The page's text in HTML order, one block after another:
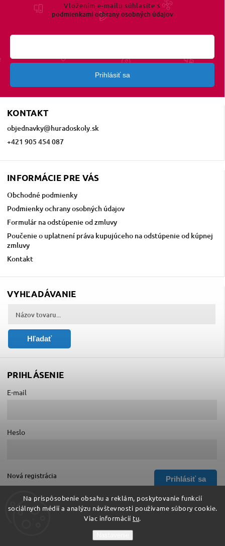
Na prispôsobenie obsahu a reklám, poskytovanie funkcií
sociálnych médií a analýzu návštevnosti používame súbory cookie.
Viac informácií tu.
KONTAKT
objednavky@huradoskoly.sk
+421 905 454 087
INFORMÁCIE PRE VÁS
Obchodné podmienky
Podmienky ochrany osobných údajov
Formulár na odstúpenie od zmluvy
Poučenie o uplatnení práva kupujúceho na odstúpenie od kúpnej
zmluvy
Kontakt
Vložením e-mailu súhlasíte s
podmienkami ochrany osobných údajov
Prihlásiť sa
VYHĽADÁVANIE
Hľadať
PRIHLÁSENIE
E-mail
Heslo
Prihlásiť sa
Nová registrácia
Zabudnuté heslo
Hurá do školy. Všetky práva vyhradené.